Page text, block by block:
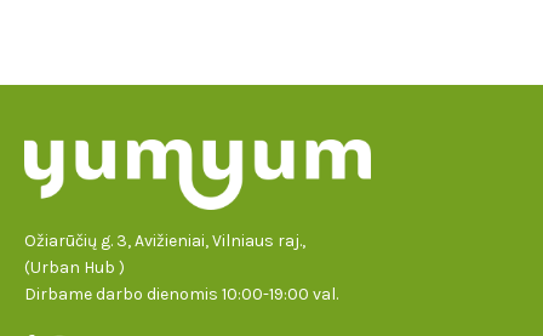
Ožiarūčių g. 3, Avižieniai, Vilniaus raj.,
(Urban Hub )
Dirbame darbo dienomis 10:00-19:00 val.